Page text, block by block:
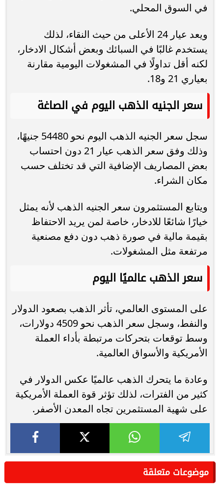
في السوق المحلي.
ويعد عيار 24 الأعلى من حيث النقاء، لذلك
يستخدم غالبًا في السبائك وبعض أشكال الادخار،
لكنه أقل تداولًا في المشغولات اليومية مقارنة
بعياري 21 و18.
سعر الجنيه الذهب اليوم في الصاغة
سجل سعر الجنيه الذهب اليوم نحو 54480 جنيهًا،
وذلك وفق سعر الذهب عيار 21 دون احتساب
بعض المصاريف الإضافية التي قد تختلف حسب
مكان الشراء.
ويتابع المستثمرون سعر الجنيه الذهب لأنه يمثل
خيارًا شائعًا للادخار، خاصة لمن يريد الاحتفاظ
بقيمة مالية في صورة ذهب دون دفع مصنعية
مرتفعة مثل المشغولات.
سعر الذهب عالميًا اليوم
على المستوى العالمي، تأثر الذهب بصعود الدولار
والنفط، وسجل سعر الذهب نحو 4509 دولارات،
وسط توقعات بتحركات مرتبطة بأداء العملة
الأمريكية والأسواق العالمية.
وعادة ما يتحرك الذهب عالميًا عكس الدولار في
كثير من الفترات، لذلك تؤثر قوة العملة الأمريكية
على شهية المستثمرين تجاه المعدن الأصفر.
موضوعات متعلقة